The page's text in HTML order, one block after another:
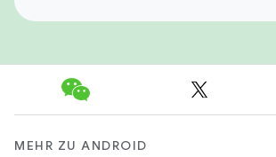
MEHR ZU ANDROID